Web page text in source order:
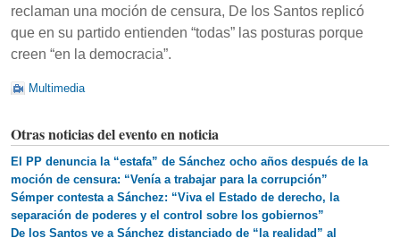
reclaman una moción de censura, De los Santos replicó
que en su partido entienden “todas” las posturas porque
creen “en la democracia”.
Multimedia
Otras noticias del evento en noticia
El PP denuncia la “estafa” de Sánchez ocho años después de la
moción de censura: “Venía a trabajar para la corrupción”
Sémper contesta a Sánchez: “Viva el Estado de derecho, la
separación de poderes y el control sobre los gobiernos”
De los Santos ve a Sánchez distanciado de “la realidad” al